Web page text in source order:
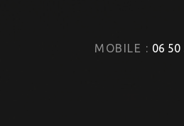
MOBILE : 06 50